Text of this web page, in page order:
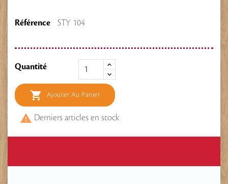
Référence STY 104
Quantité
 Ajouter Au Panier
 Derniers articles en stock